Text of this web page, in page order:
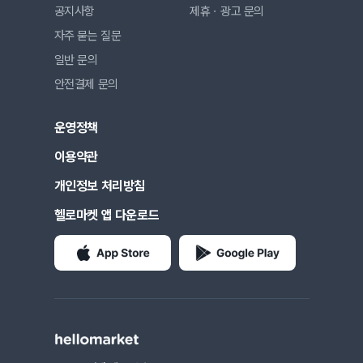
공지사항
자주 묻는 질문
일반 문의
안전결제 문의
제휴ㆍ광고 문의
운영정책
이용약관
개인정보 처리방침
헬로마켓 앱 다운로드